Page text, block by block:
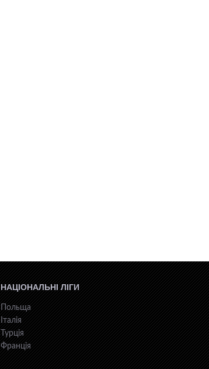
НАЦІОНАЛЬНІ ЛІГИ
Польща
Італія
Турція
Франція